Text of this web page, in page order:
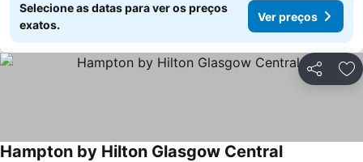
Selecione as datas para ver os preços
exatos.
Ver preços
Partilhar
Hampton by Hilton Glasgow Central